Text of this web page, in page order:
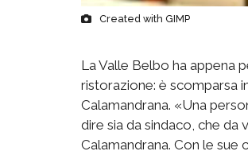
Created with GIMP
La Valle Belbo ha appena
ristorazione: è scomparsa
Calamandrana. «Una
dire sia da sindaco, che da
Calamandrana. Con le sue